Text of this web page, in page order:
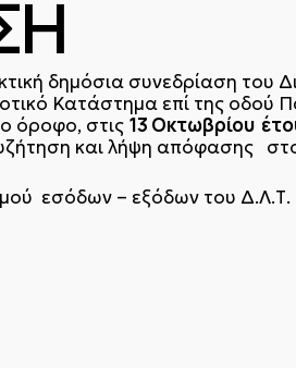
δημόσια συνεδρίαση του
Κατάστημα επί της
όροφο, στις 13 Οκτωβρίου
και λήψη απόφασης
εσόδων – εξόδων του Δ.Λ.Τ.